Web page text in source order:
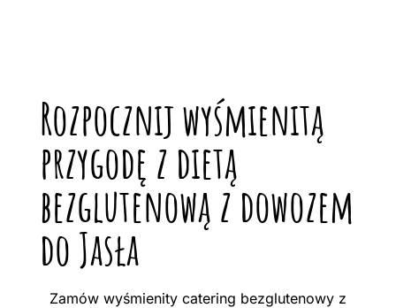
Rozpocznij wyśmienitą
przygodę z dietą
bezglutenową z dowozem
do Jasła
Zamów wyśmienity catering bezglutenowy z